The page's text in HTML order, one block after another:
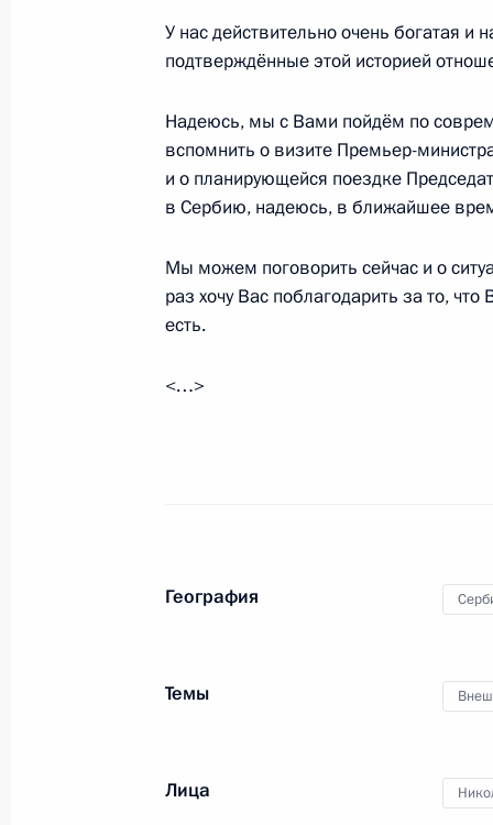
4 марта 2016 года, пятница
4 марта 2016 года, 17:00 Москва, Кремль
Меркель, Франсуа Олландом и
4 марта 2016 года, 15:05
У нас действительно очень богатая
подтверждённые этой историей
Надеюсь, мы с Вами пойдём по
вспомнить о визите Премьер-
и о планирующейся поездке
в Сербию, надеюсь, в ближайшее
Мы можем поговорить сейчас и о
раз хочу Вас поблагодарить за то,
есть.
<…>
География
Темы
Лица